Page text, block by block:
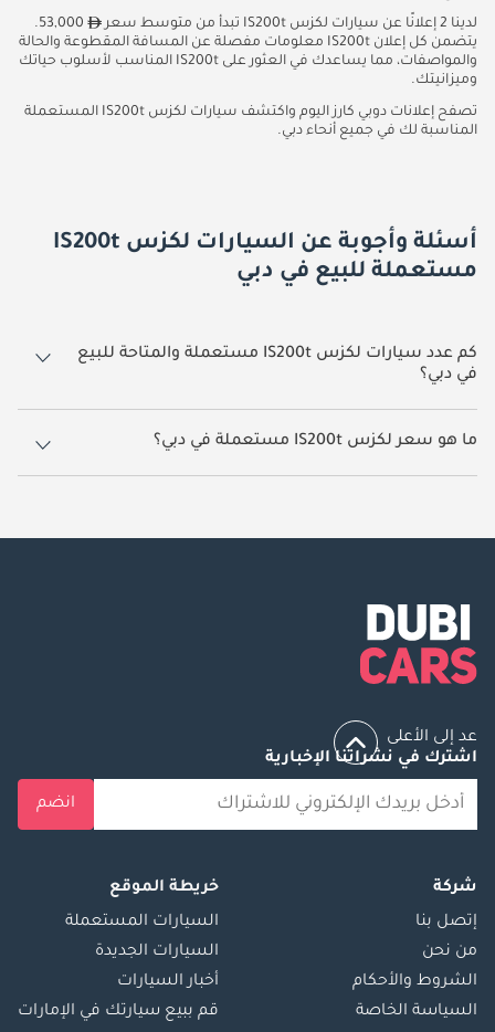
لدينا 2 إعلانًا عن سيارات لكزس IS200t تبدأ من متوسط سعر
53,000.
يتضمن كل إعلان IS200t معلومات مفصلة عن المسافة المقطوعة والحالة
والمواصفات، مما يساعدك في العثور على IS200t المناسب لأسلوب حياتك
وميزانيتك.
تصفح إعلانات دوبي كارز اليوم واكتشف سيارات لكزس IS200t المستعملة
المناسبة لك في جميع أنحاء دبي.
أسئلة وأجوبة عن السيارات لكزس IS200t
مستعملة للبيع في دبي
كم عدد سيارات لكزس IS200t مستعملة والمتاحة للبيع
في دبي؟
2 سيارة لكزس IS200t مستعملة متوفرة للبيع في دبي.
ما هو سعر لكزس IS200t مستعملة في دبي؟
يبدأ سعر سيارة لكزس IS200t مستعملة في دبي 53,000.
عد إلى الأعلى
اشترك في نشراتنا الإخبارية
انضم
شركة
إتصل بنا
من نحن
الشروط والأحكام
السياسة الخاصة
خريطة الموقع
السيارات المستعملة
السيارات الجديدة
أخبار السيارات
قم ببيع سيارتك في الإمارات